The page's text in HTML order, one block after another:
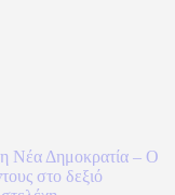
Νέα Δημοκρατία – Ο
στο δεξιό